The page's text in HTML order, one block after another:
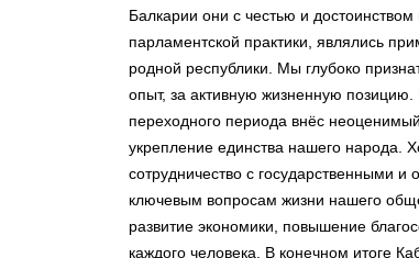
Балкарии они с честью и
парламентской практики, являлись
родной республики. Мы глубоко
опыт, за активную жизненную
переходного периода внёс
укрепление единства нашего народа.
сотрудничество с государственными
ключевым вопросам жизни нашего
развитие экономики, повышение
каждого человека. В конечном итоге